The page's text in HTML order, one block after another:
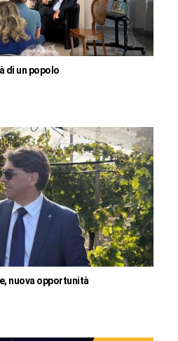
di un popolo
nuova opportunità